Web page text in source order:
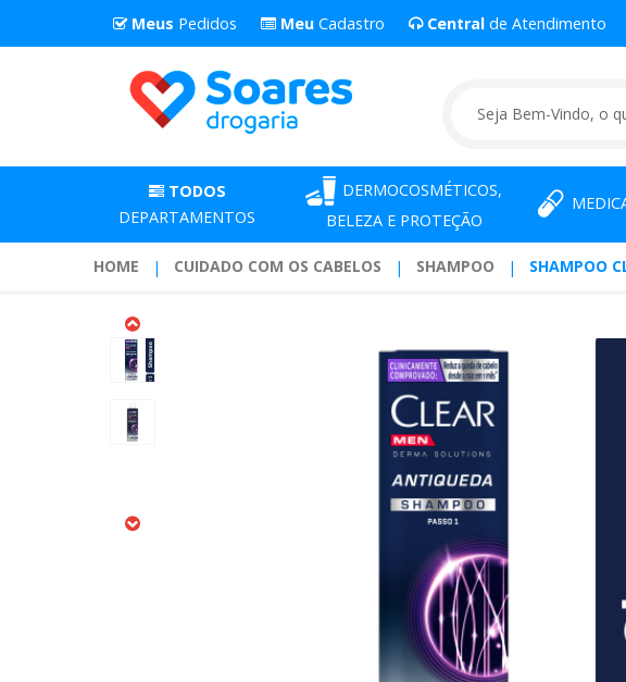
Meus Pedidos Meu Cadastro Central de Atendimento
TODOS
DEPARTAMENTOS
DERMOCOSMÉTICOS,
BELEZA E PROTEÇÃO
HOME CUIDADO COM OS CABELOS SHAMPOO SHAMPOO
SHAMPOO
CLEAR
DERMA
SOLUT
300ML